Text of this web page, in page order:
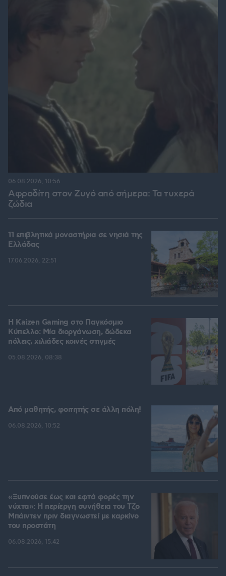
Αφροδίτη στον Ζυγό από σήμερα: Τα τυχερά
ζώδια
06.08.2026, 10:56
11 επιβλητικά μοναστήρια σε νησιά της
Ελλάδας
17.06.2026, 22:51
H Kaizen Gaming στο Παγκόσμιο
Kύπελλο: Μία διοργάνωση, δώδεκα
πόλεις, χιλιάδες κοινές στιγμές
05.08.2026, 08:38
Από μαθητής, φοιτητής σε άλλη πόλη!
06.08.2026, 10:52
«Ξυπνούσε έως και εφτά φορές την
νύχτα»: Η περίεργη συνήθεια του Τζο
Μπάιντεν πριν διαγνωστεί με καρκίνο
του προστάτη
06.08.2026, 15:42